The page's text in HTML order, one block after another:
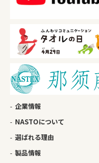
企業情報
NASTOについて
選ばれる理由
製品情報